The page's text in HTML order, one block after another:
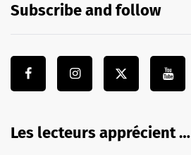
Subscribe and follow
Les lecteurs apprécient …